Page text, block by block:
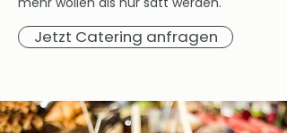
Jetzt Catering anfragen